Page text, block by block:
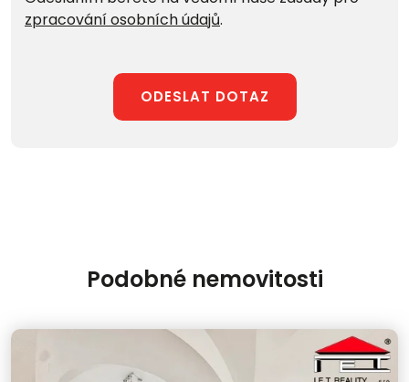
zpracování osobních údajů.
ODESLAT DOTAZ
Podobné nemovitosti